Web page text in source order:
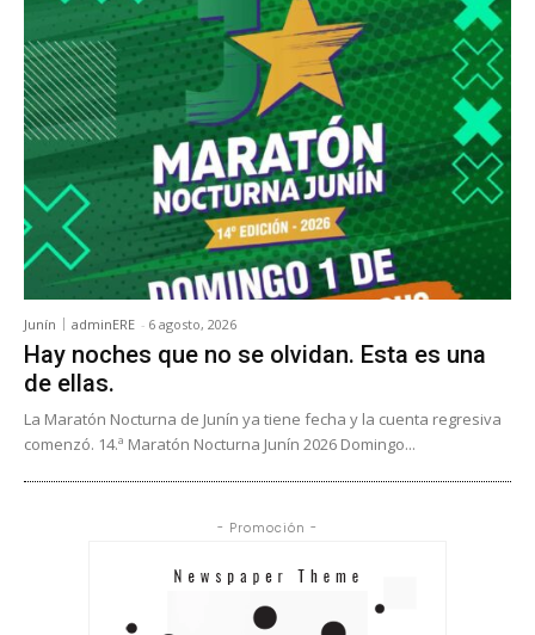
Junín adminERE - 6 agosto, 2026
Hay noches que no se olvidan. Esta es una
de ellas.
La Maratón Nocturna de Junín ya tiene fecha y la cuenta regresiva
comenzó. 14.ª Maratón Nocturna Junín 2026 Domingo...
- Promoción -